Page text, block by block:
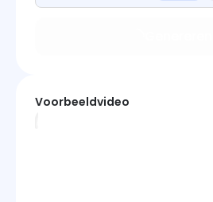
Voorbeeldvideo